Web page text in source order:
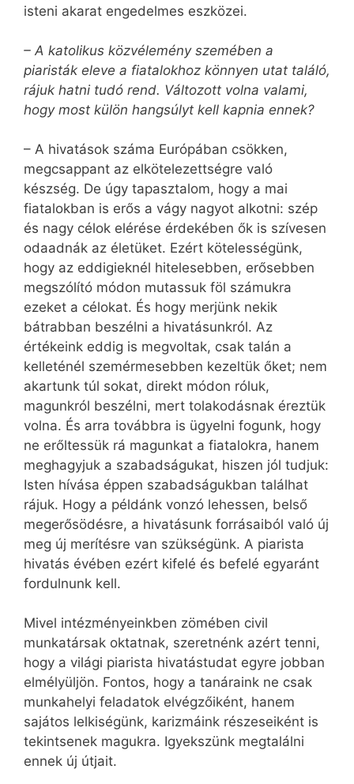
isteni akarat engedelmes eszközei.
– A katolikus közvélemény szemében a
piaristák eleve a fiatalokhoz könnyen utat találó,
rájuk hatni tudó rend. Változott volna valami,
hogy most külön hangsúlyt kell kapnia ennek?
– A hivatások száma Európában csökken,
megcsappant az elkötelezettségre való
készség. De úgy tapasztalom, hogy a mai
fiatalokban is erős a vágy nagyot alkotni: szép
és nagy célok elérése érdekében ők is szívesen
odaadnák az életüket. Ezért kötelességünk,
hogy az eddigieknél hitelesebben, erősebben
megszólító módon mutassuk föl számukra
ezeket a célokat. És hogy merjünk nekik
bátrabban beszélni a hivatásunkról. Az
értékeink eddig is megvoltak, csak talán a
kelleténél szemérmesebben kezeltük őket; nem
akartunk túl sokat, direkt módon róluk,
magunkról beszélni, mert tolakodásnak éreztük
volna. És arra továbbra is ügyelni fogunk, hogy
ne erőltessük rá magunkat a fiatalokra, hanem
meghagyjuk a szabadságukat, hiszen jól tudjuk:
Isten hívása éppen szabadságukban találhat
rájuk. Hogy a példánk vonzó lehessen, belső
megerősödésre, a hivatásunk forrásaiból való új
meg új merítésre van szükségünk. A piarista
hivatás évében ezért kifelé és befelé egyaránt
fordulnunk kell.
Mivel intézményeinkben zömében civil
munkatársak oktatnak, szeretnénk azért tenni,
hogy a világi piarista hivatástudat egyre jobban
elmélyüljön. Fontos, hogy a tanáraink ne csak
munkahelyi feladatok elvégzőiként, hanem
sajátos lelkiségünk, karizmáink részeseiként is
tekintsenek magukra. Igyekszünk megtalálni
ennek új útjait.